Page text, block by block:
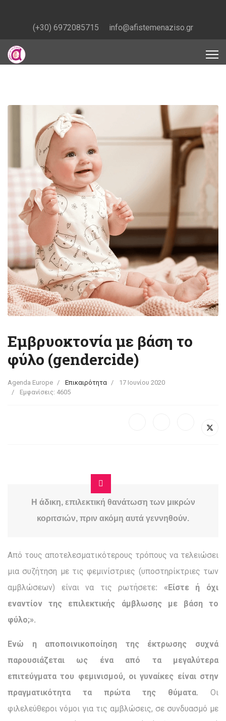
(+30) 6972085715 info@afistemenaziso.gr
Εμβρυοκτονία με βάση το
φύλο (gendercide)
Agenda Europe Επικαιρότητα
17 Ιουνίου 2020
Εμφανίσεις: 4605
Η άδικη, επιλεκτική θανάτωση των μικρών
κοριτσιών, πριν ακόμη αυτά γεννηθούν.
Από τους αποτελεσματικότερους τρόπους να τελειώσει
μια συζήτηση με τις φεμινίστριες (υποστηρίκτριες των
αμβλώσεων) είναι να τις ρωτήσετε: «Είστε ή όχι
εναντίον της επιλεκτικής άμβλωσης με βάση το
φύλο;».
Ενώ η αποποινικοποίηση της έκτρωσης συχνά
παρουσιάζεται ως ένα από τα μεγαλύτερα
επιτεύγματα του φεμινισμού, οι γυναίκες είναι στην
πραγματικότητα τα πρώτα της θύματα. Οι
φιλελεύθεροι νόμοι για τις αμβλώσεις, σε συνδυασμό με